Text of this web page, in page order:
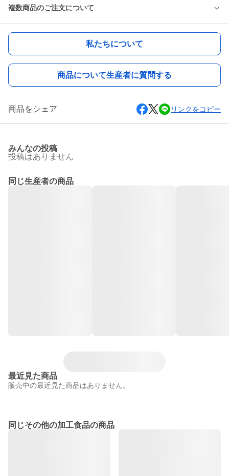
複数商品のご注文について
私たちについて
商品について生産者に質問する
商品をシェア リンクをコピー
みんなの投稿
投稿はありません
同じ生産者の商品
最近見た商品
販売中の最近見た商品はありません。
同じその他の加工食品の商品